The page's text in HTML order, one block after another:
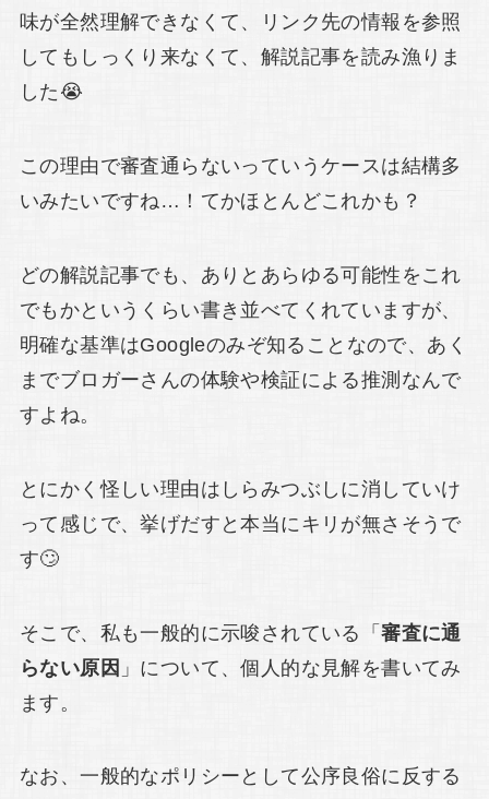
味が全然理解できなくて、リンク先の情報を参照
してもしっくり来なくて、解説記事を読み漁りま
した😭
この理由で審査通らないっていうケースは結構多
いみたいですね…！てかほとんどこれかも？
どの解説記事でも、ありとあらゆる可能性をこれ
でもかというくらい書き並べてくれていますが、
明確な基準はGoogleのみぞ知ることなので、あく
までブロガーさんの体験や検証による推測なんで
すよね。
とにかく怪しい理由はしらみつぶしに消していけ
って感じで、挙げだすと本当にキリが無さそうで
す🙄
そこで、私も一般的に示唆されている「審査に通
らない原因 」について、個人的な見解を書いてみ
ます。
なお、一般的なポリシーとして公序良俗に反する